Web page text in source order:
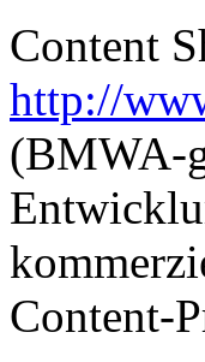
Content
http://
(BMWA-
Content-